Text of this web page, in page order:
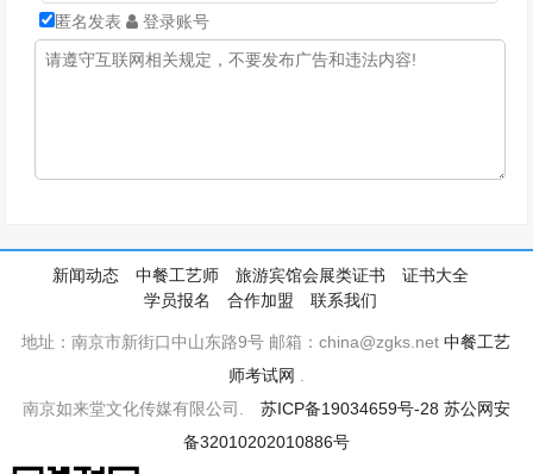
匿名发表 登录账号
新闻动态 中餐工艺师 旅游宾馆会展类证书
证书大全
学员报名
合作加盟 联系我们
地址：南京市新街口中山东路9号 邮箱：china@zgks.net中餐工艺
师考试网
南京如来堂文化传媒有限公司. 苏ICP备19034659号-28 苏公网安
备32010202010886号